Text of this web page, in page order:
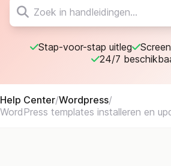
Stap-voor-stap uitleg
24/7
Help Center/Wordpress/
WordPress templates installeren en